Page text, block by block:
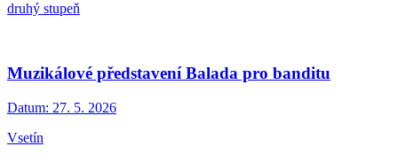
druhý stupeň
Muzikálové představení Balada pro banditu
Datum: 27. 5. 2026
Vsetín